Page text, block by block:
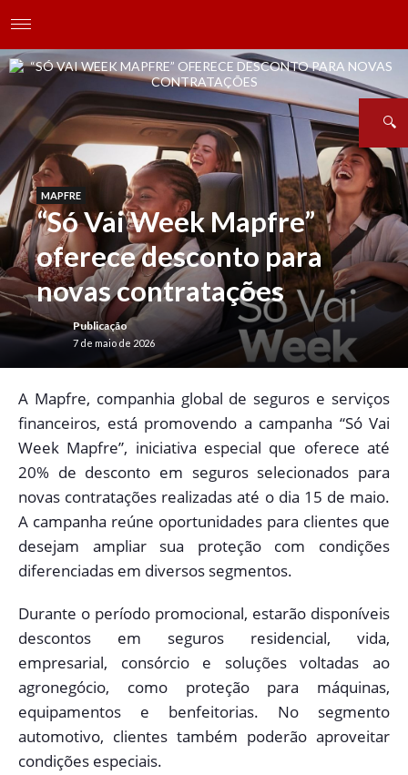
MAPFRE
“Só Vai Week Mapfre”
oferece desconto para
novas contratações
Publicação
7 de maio de 2026
A Mapfre, companhia global de seguros e serviços
financeiros, está promovendo a campanha “Só Vai
Week Mapfre”, iniciativa especial que oferece até
20% de desconto em seguros selecionados para
novas contratações realizadas até o dia 15 de maio.
A campanha reúne oportunidades para clientes que
desejam ampliar sua proteção com condições
diferenciadas em diversos segmentos.
Durante o período promocional, estarão disponíveis
descontos em seguros residencial, vida,
empresarial, consórcio e soluções voltadas ao
agronegócio, como proteção para máquinas,
equipamentos e benfeitorias. No segmento
automotivo, clientes também poderão aproveitar
condições especiais.